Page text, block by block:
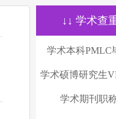
↓↓ 学术查
学术本科PMLC
学术硕博研究生
学术期刊职